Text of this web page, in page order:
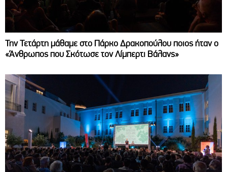
Την Τετάρτη μάθαμε στο Πάρκο Δρακοπούλου ποιος ήταν ο
«Άνθρωπος που Σκότωσε τον Λίμπερτι Βάλανς»